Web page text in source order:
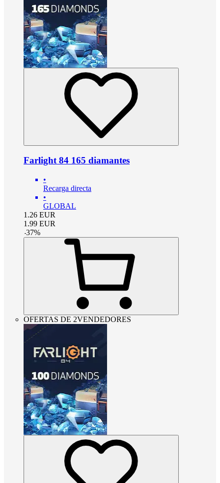
Farlight 84 165 diamantes
•
Recarga directa
•
GLOBAL
1.26 EUR
1.99 EUR
-37%
OFERTAS DE 2VENDEDORES